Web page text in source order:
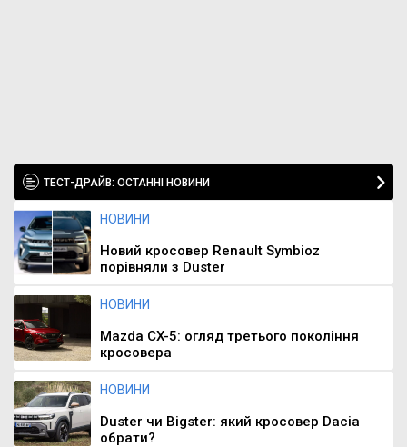
ТЕСТ-ДРАЙВ: ОСТАННІ НОВИНИ
НОВИНИ
Новий кросовер Renault Symbioz
порівняли з Duster
НОВИНИ
Mazda CX-5: огляд третього покоління
кросовера
НОВИНИ
Duster чи Bigster: який кросовер Dacia
обрати?